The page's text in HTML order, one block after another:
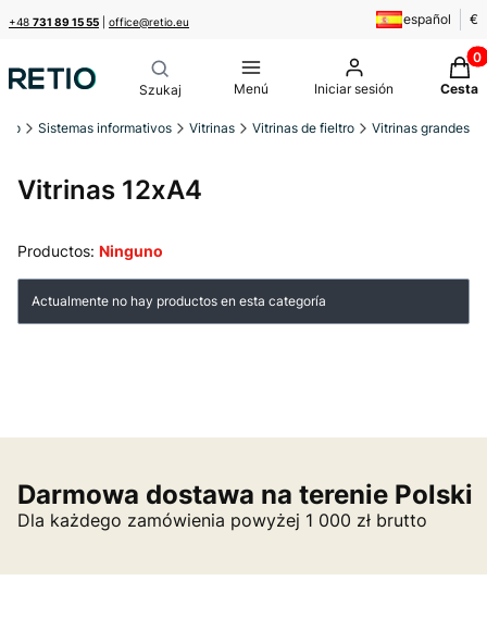
+48 731 89 15 55 office@retio.eu español €
Menú Iniciar sesión Cesta
Sistemas informativos Vitrinas Vitrinas de fieltro Vitrinas grandes
Vitrinas 12xA4
Productos: Ninguno
Lista de productos
Actualmente no hay productos en esta categoría
Darmowa dostawa na terenie Polski
Dla każdego zamówienia powyżej 1 000 zł brutto